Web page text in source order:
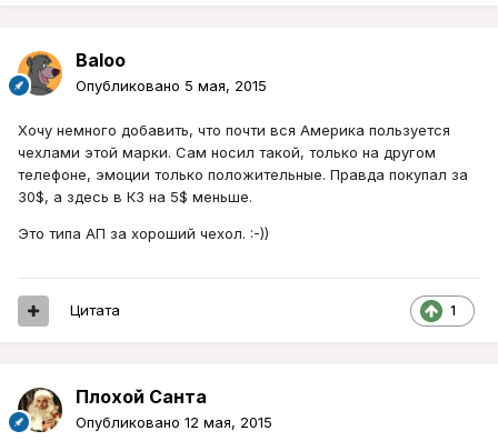
Baloo
Опубликовано 5 мая, 2015
Хочу немного добавить, что почти вся Америка пользуется
чехлами этой марки. Сам носил такой, только на другом
телефоне, эмоции только положительные. Правда покупал за
30$, а здесь в КЗ на 5$ меньше.
Это типа АП за хороший чехол. :-))
1
Цитата
Плохой Санта
Опубликовано 12 мая, 2015